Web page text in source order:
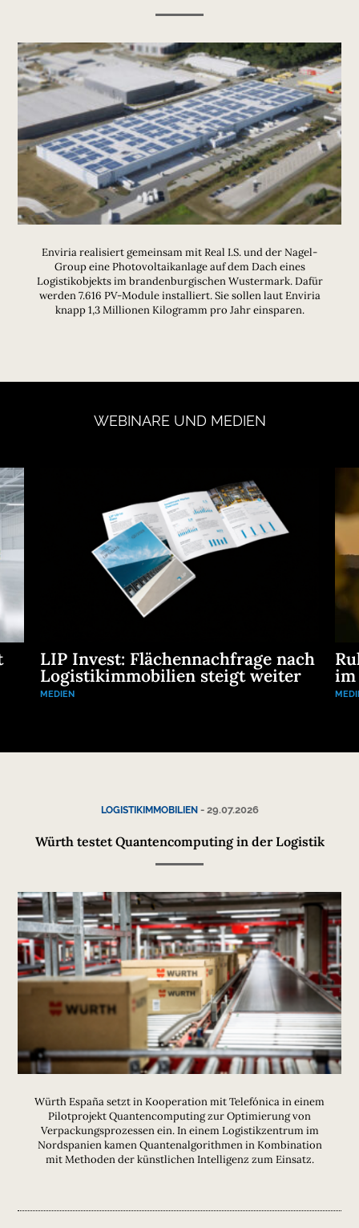
Enviria realisiert gemeinsam mit Real I.S. und der Nagel-
Group eine Photovoltaikanlage auf dem Dach eines
Logistikobjekts im brandenburgischen Wustermark. Dafür
werden 7.616 PV-Module installiert. Sie sollen laut Enviria
knapp 1,3 Millionen Kilogramm pro Jahr einsparen.
WEBINARE UND MEDIEN
LIP Invest: Flächennachfrage nach
Logistikimmobilien steigt weiter
MEDIEN
im
LOGISTIKIMMOBILIEN- 29.07.2026
Würth testet Quantencomputing in der Logistik
Würth España setzt in Kooperation mit Telefónica in einem
Pilotprojekt Quantencomputing zur Optimierung von
Verpackungsprozessen ein. In einem Logistikzentrum im
Nordspanien kamen Quantenalgorithmen in Kombination
mit Methoden der künstlichen Intelligenz zum Einsatz.